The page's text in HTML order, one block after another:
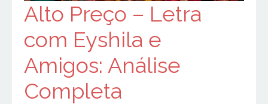
Alto Preço – Letra
com Eyshila e
Amigos: Análise
Completa